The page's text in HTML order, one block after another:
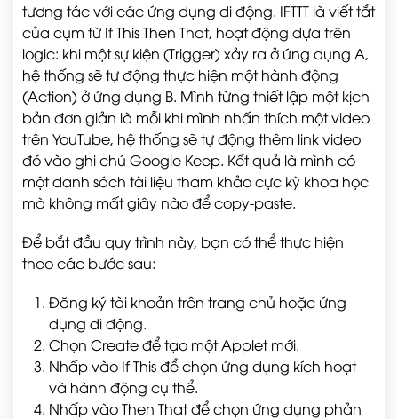
tương tác với các ứng dụng di động. IFTTT là viết tắt
của cụm từ If This Then That, hoạt động dựa trên
logic: khi một sự kiện (Trigger) xảy ra ở ứng dụng A,
hệ thống sẽ tự động thực hiện một hành động
(Action) ở ứng dụng B. Mình từng thiết lập một kịch
bản đơn giản là mỗi khi mình nhấn thích một video
trên YouTube, hệ thống sẽ tự động thêm link video
đó vào ghi chú Google Keep. Kết quả là mình có
một danh sách tài liệu tham khảo cực kỳ khoa học
mà không mất giây nào để copy-paste.
Để bắt đầu quy trình này, bạn có thể thực hiện
theo các bước sau:
Đăng ký tài khoản trên trang chủ hoặc ứng
dụng di động.
Chọn Create để tạo một Applet mới.
Nhấp vào If This để chọn ứng dụng kích hoạt
và hành động cụ thể.
Nhấp vào Then That để chọn ứng dụng phản